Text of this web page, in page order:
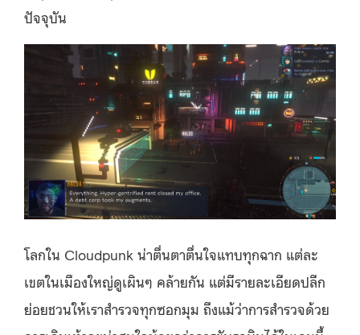
ปัจจุบัน
โลกใน Cloudpunk น่าตื่นตาตื่นใจแทบทุกฉาก แต่ละ
เขตในเมืองใหญ่ดูเผินๆ คล้ายกัน แต่มีรายละเอียดปลีก
ย่อยชวนให้เราสำรวจทุกซอกมุม ถึงแม้ว่าการสำรวจด้วย